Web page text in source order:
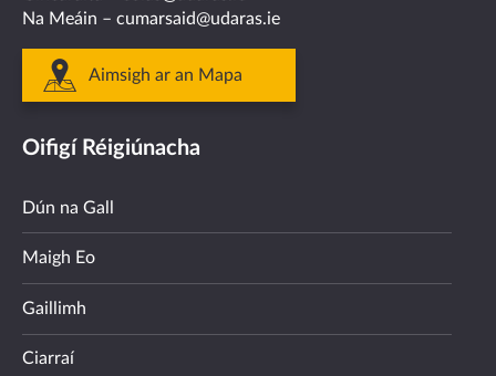
Na Meáin – cumarsaid@udaras.ie
Aimsigh ar an Mapa
Oifigí Réigiúnacha
Dún na Gall
Maigh Eo
Gaillimh
Ciarraí